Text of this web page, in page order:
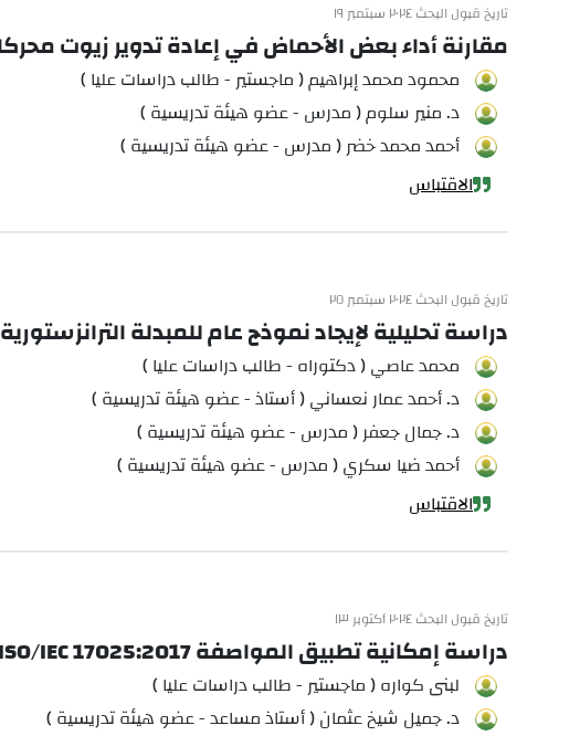
تاريخ قبول البحث ٢٠٢٤ سبتمبر ١٩
مقارنة أداء بعض الأحماض في إعادة تدوير زيوت
محمود محمد إبراهيم ( ماجستير - طالب دراسات عليا )
د. منير سلوم ( مدرس - عضو هيئة تدريسية )
أحمد محمد خضر ( مدرس - عضو هيئة تدريسية )
الاقتباس
تاريخ قبول البحث ٢٠٢٤ سبتمبر ٢٥
دراسة تحليلية لإيجاد نموذج عام للمبدلة
محمد عاصي ( دكتوراه - طالب دراسات عليا )
د. أحمد عمار نعساني ( أستاذ - عضو هيئة تدريسية )
د. جمال جعفر ( مدرس - عضو هيئة تدريسية )
أحمد ضيا سكري ( مدرس - عضو هيئة تدريسية )
الاقتباس
تاريخ قبول البحث ٢٠٢٤ أكتوبر ١٣
دراسة إمكانية تطبيق المواصفة ISO/IEC 17025:2017 في بعض مخابر مركز البحوث العلمية الزراعية بحلب
لبنى كواره ( ماجستير - طالب دراسات عليا )
د. جميل شيخ عثمان ( أستاذ مساعد - عضو هيئة تدريسية )